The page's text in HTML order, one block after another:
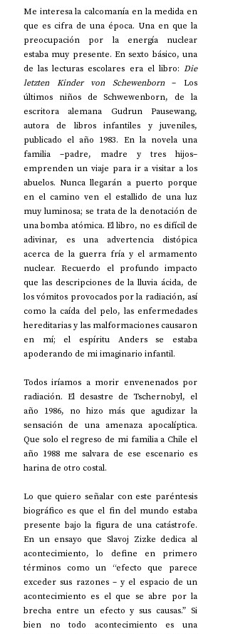
Me interesa la calcomanía en la medida en
que es cifra de una época. Una en que la
preocupación por la energía nuclear
estaba muy presente. En sexto básico, una
de las lecturas escolares era el libro: Die
letzten Kinder von Schewenborn – Los
últimos niños de Schwewenborn, de la
escritora alemana Gudrun Pausewang,
autora de libros infantiles y juveniles,
publicado el año 1983. En la novela una
familia –padre, madre y tres hijos–
emprenden un viaje para ir a visitar a los
abuelos. Nunca llegarán a puerto porque
en el camino ven el estallido de una luz
muy luminosa; se trata de la denotación de
una bomba atómica. El libro, no es difícil de
adivinar, es una advertencia distópica
acerca de la guerra fría y el armamento
nuclear. Recuerdo el profundo impacto
que las descripciones de la lluvia ácida, de
los vómitos provocados por la radiación, así
como la caída del pelo, las enfermedades
hereditarias y las malformaciones causaron
en mí; el espíritu Anders se estaba
apoderando de mi imaginario infantil.
Todos iríamos a morir envenenados por
radiación. El desastre de Tschernobyl, el
año 1986, no hizo más que agudizar la
sensación de una amenaza apocalíptica.
Que solo el regreso de mi familia a Chile el
año 1988 me salvara de ese escenario es
harina de otro costal.
Lo que quiero señalar con este paréntesis
biográfico es que el fin del mundo estaba
presente bajo la figura de una catástrofe.
En un ensayo que Slavoj Zizke dedica al
acontecimiento, lo define en primero
términos como un “efecto que parece
exceder sus razones – y el espacio de un
acontecimiento es el que se abre por la
brecha entre un efecto y sus causas.” Si
bien no todo acontecimiento es una